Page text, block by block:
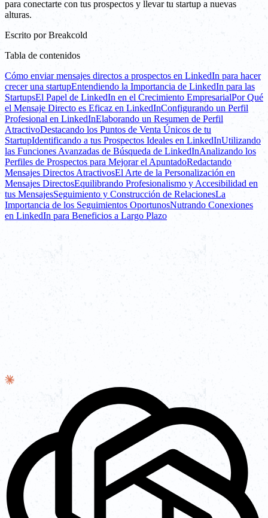
para conectarte con tus prospectos y llevar tu startup a nuevas
alturas.
Escrito por Breakcold
Tabla de contenidos
Cómo enviar mensajes directos a prospectos en LinkedIn para hacer
crecer una startupEntendiendo la Importancia de LinkedIn para las
StartupsEl Papel de LinkedIn en el Crecimiento EmpresarialPor Qué
el Mensaje Directo es Eficaz en LinkedInConfigurando un Perfil
Profesional en LinkedInElaborando un Resumen de Perfil
AtractivoDestacando los Puntos de Venta Únicos de tu
StartupIdentificando a tus Prospectos Ideales en LinkedInUtilizando
las Funciones Avanzadas de Búsqueda de LinkedInAnalizando los
Perfiles de Prospectos para Mejorar el ApuntadoRedactando
Mensajes Directos AtractivosEl Arte de la Personalización en
Mensajes DirectosEquilibrando Profesionalismo y Accesibilidad en
tus MensajesSeguimiento y Construcción de RelacionesLa
Importancia de los Seguimientos OportunosNutrando Conexiones
en LinkedIn para Beneficios a Largo Plazo